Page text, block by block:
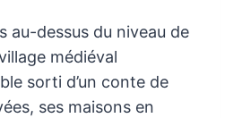
au-dessus du niveau de
médiéval
sorti d’un conte de
ses maisons en